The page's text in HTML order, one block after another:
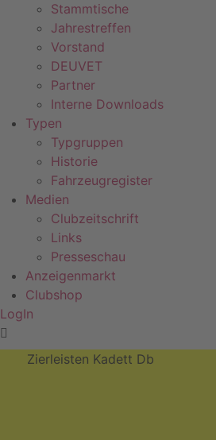
Stammtische
Jahrestreffen
Vorstand
DEUVET
Partner
Interne Downloads
Typen
Typgruppen
Historie
Fahrzeugregister
Medien
Clubzeitschrift
Links
Presseschau
Anzeigenmarkt
Clubshop
LogIn
Zierleisten Kadett Db